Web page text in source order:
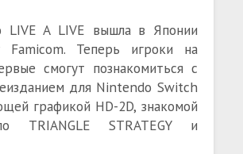
LIVE A LIVE вышла в Японии
Famicom. Теперь игроки на
смогут познакомиться с
для Nintendo Switch
графикой HD-2D, знакомой
TRIANGLE STRATEGY и